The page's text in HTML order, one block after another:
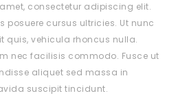
consectetur adipiscing elit.
posuere cursus ultricies. Ut nunc
quis, vehicula rhoncus nulla.
nec facilisis commodo. Fusce ut
aliquet sed massa in
suscipit tincidunt.